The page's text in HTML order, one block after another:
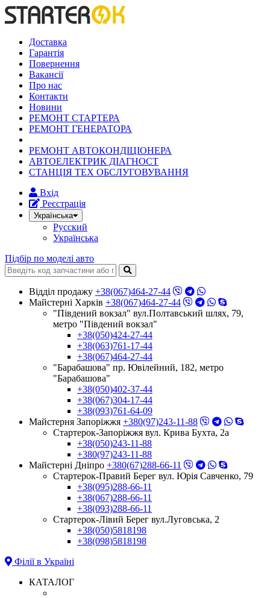
Доставка
Гарантія
Повернення
Вакансії
Про нас
Контакти
Новини
РЕМОНТ СТАРТЕРА
РЕМОНТ ГЕНЕРАТОРА
РЕМОНТ АВТОКОНДІЦІОНЕРА
АВТОЕЛЕКТРИК ДІАГНОСТ
СТАНЦІЯ ТЕХ ОБСЛУГОВУВАННЯ
Вхід
Реєстрація
Українська
Русский
Українська
Підбір по моделі авто
Відділ продажу +38(067)464-27-44
Майстерні Харків +38(067)464-27-44
"Південий вокзал" вул.Полтавський шлях, 79,
метро "Південий вокзал"
+38(050)424-27-44
+38(063)761-17-44
+38(067)464-27-44
"Барабашова" пр. Ювілейний, 182, метро
"Барабашова"
+38(050)402-37-44
+38(067)304-17-44
+38(093)761-64-09
Майстерня Запоріжжя +380(97)243-11-88
Стартерок-Запоріжжя вул. Крива Бухта, 2а
+38(050)243-11-88
+380(97)243-11-88
Майстерні Днiпро +380(67)288-66-11
Стартерок-Правий Берег вул. Юрія Савченко, 79
+38(095)288-66-11
+38(067)288-66-11
+38(093)288-66-11
Стартерок-Лівий Берег вул.Луговська, 2
+38(050)5818198
+38(098)5818198
Філії в Україні
КАТАЛОГ